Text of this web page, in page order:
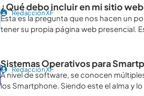
¿Qué debo incluir en mi sitio
Redacción XF
Esta es la pregunta que nos hacen un
tener su propia página web presencial.
Sistemas Operativos para
Redacción XF
A nivel de software, se conocen
los Smartphone. Siendo este el alma y lo